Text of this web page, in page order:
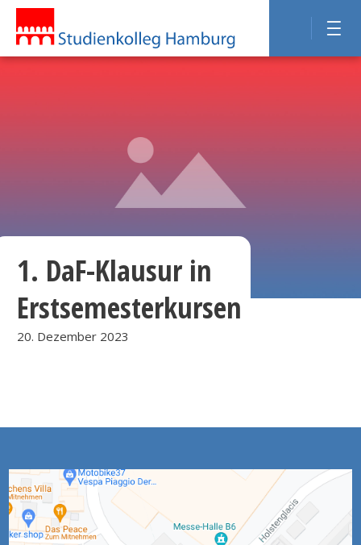
1. DaF-Klausur in
Erstsemesterkursen
20. Dezember 2023